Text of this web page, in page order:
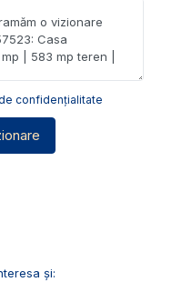
confidențialitate
și: